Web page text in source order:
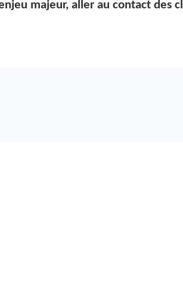
majeur, aller au contact des